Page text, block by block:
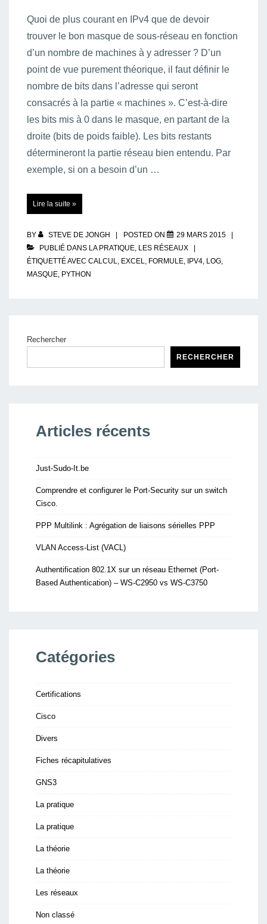
Quoi de plus courant en IPv4 que de devoir
trouver le bon masque de sous-réseau en fonction
d’un nombre de machines à y adresser ? D’un
point de vue purement théorique, il faut définir le
nombre de bits dans l’adresse qui seront
consacrés à la partie « machines ». C’est-à-dire
les bits mis à 0 dans le masque, en partant de la
droite (bits de poids faible). Les bits restants
détermineront la partie réseau bien entendu. Par
exemple, si on a besoin d’un …
de
calcul
réseau
fonction
nombre
de
machines
Lire la suite »
BY STEVE DE JONGH POSTED ON
29 MARS 2015
PUBLIÉ DANS LA PRATIQUE, LES RÉSEAUX
ÉTIQUETTÉ AVEC CALCUL, EXCEL, FORMULE, IPV4, LOG,
MASQUE, PYTHON
Rechercher
RECHERCHER
Articles récents
Just-Sudo-It.be
Comprendre et configurer le Port-Security sur un switch
Cisco.
PPP Multilink : Agrégation de liaisons sérielles PPP
VLAN Access-List (VACL)
Authentification 802.1X sur un réseau Ethernet (Port-
Based Authentication) – WS-C2950 vs WS-C3750
Catégories
Certifications
Cisco
Divers
Fiches récapitulatives
GNS3
La pratique
La pratique
La théorie
La théorie
Les réseaux
Non classé